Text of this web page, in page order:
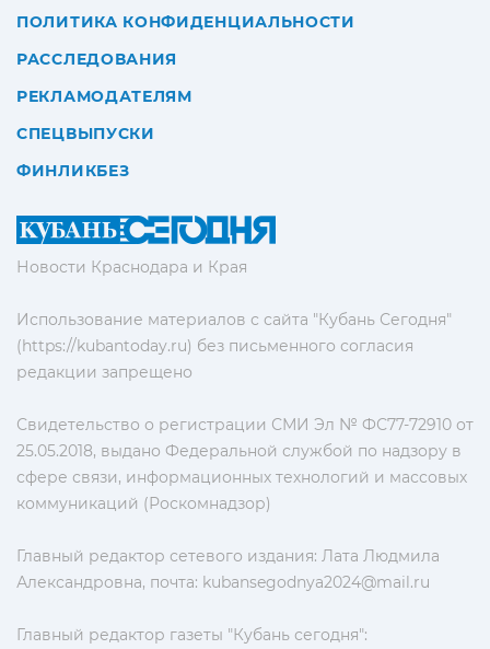
Новости Краснодара и Края
Использование материалов с сайта "Кубань Сегодня"
(https://kubantoday.ru) без письменного согласия
редакции запрещено
Свидетельство о регистрации СМИ Эл № ФС77-72910 от
25.05.2018, выдано Федеральной службой по надзору в
сфере связи, информационных технологий и массовых
коммуникаций (Роскомнадзор)
Главный редактор сетевого издания: Лата Людмила
Александровна, почта: kubansegodnya2024@mail.ru
Главный редактор газеты "Кубань сегодня":
ПОЛИТИКА КОНФИДЕНЦИАЛЬНОСТИ
РАССЛЕДОВАНИЯ
РЕКЛАМОДАТЕЛЯМ
СПЕЦВЫПУСКИ
ФИНЛИКБЕЗ